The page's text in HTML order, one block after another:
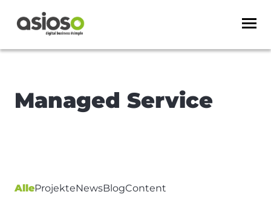
Managed Service
AlleProjekteNewsBlogContent